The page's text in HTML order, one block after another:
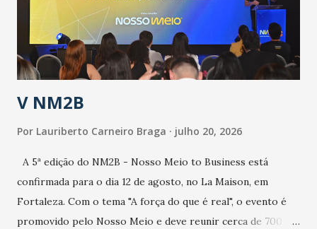
contaminação maior que outros coronavírus”, apontou o
secretário. Segundo ele, é uma epidemia com chance de
contaminação alta, podendo gerar um grande risco à
população e ao sistema de saúde. “Precisamos saber fazer a
estratificação do risco da doença, para não so...
V NM2B
Por Lauriberto Carneiro Braga julho 20, 2026
A 5ª edição do NM2B - Nosso Meio to Business está
confirmada para o dia 12 de agosto, no La Maison, em
Fortaleza. Com o tema "A força do que é real", o evento é
promovido pelo Nosso Meio e deve reunir cerca de 700